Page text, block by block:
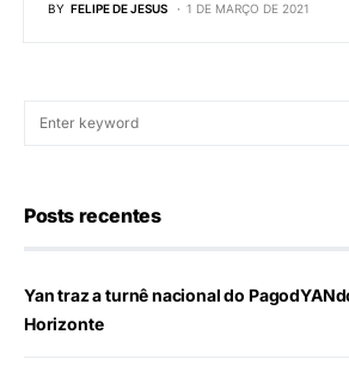
BY FELIPE DE JESUS 1 DE MARÇO DE 2021
Posts recentes
Yan traz a turnê nacional do
Horizonte